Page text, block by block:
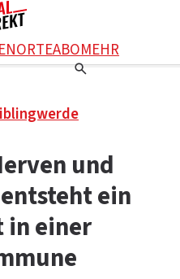
ORTEABOMEHR
und
ein
in einer